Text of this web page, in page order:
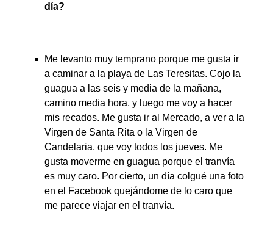
día?
Me levanto muy temprano porque me gusta ir
a caminar a la playa de Las Teresitas. Cojo la
guagua a las seis y media de la mañana,
camino media hora, y luego me voy a hacer
mis recados. Me gusta ir al Mercado, a ver a la
Virgen de Santa Rita o la Virgen de
Candelaria, que voy todos los jueves. Me
gusta moverme en guagua porque el tranvía
es muy caro. Por cierto, un día colgué una foto
en el Facebook quejándome de lo caro que
me parece viajar en el tranvía.